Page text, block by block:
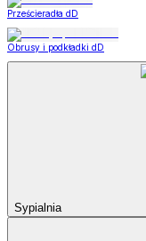
Prześcieradła dD
Obrusy i podkładki dD
Sypialnia